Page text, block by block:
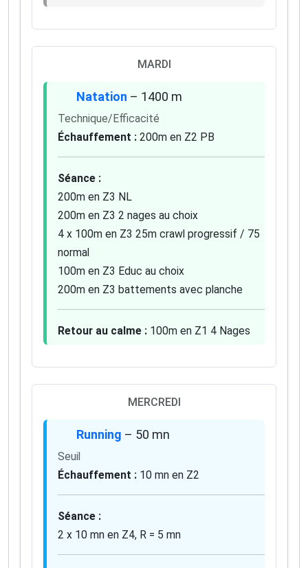
🚴‍♂️ Rejoignez la communauté des coureurs
et triathlètes passionnés
Rejoignez des milliers de sportifs passionnés et
recevez chaque mois :
✅ Des conseils d'entraînement exclusifs
✅ Des astuces de pros pour progresser plus vite
✅ Les dernières tendances matos & nutrition
1 email / mois. Zéro spam. 100 % utile.
Oui, je veux progresser 💪
MARDI
Natation – 1400 m
Technique/Efficacité
Échauffement : 200m en Z2 PB
Séance :
200m en Z3 NL
200m en Z3 2 nages au choix
4 x 100m en Z3 25m crawl progressif / 75
normal
100m en Z3 Educ au choix
200m en Z3 battements avec planche
Retour au calme : 100m en Z1 4 Nages
MERCREDI
Running – 50 mn
Seuil
Échauffement : 10 mn en Z2
Séance :
2 x 10 mn en Z4, R = 5 mn